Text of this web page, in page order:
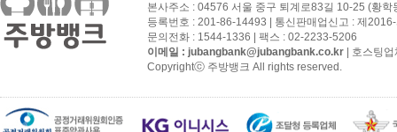
본사주소 : 04576 서울 중구 퇴계로83길 10-25 (황학
등록번호 : 201-86-14493 | 통신판매업신고 : 제
문의전화 : 1544-1336 | 팩스 : 02-2233-5206
이메일 : jubangbank@jubangbank.co.kr | 호스팅
Copyrightⓒ 주방뱅크 All rights reserved.